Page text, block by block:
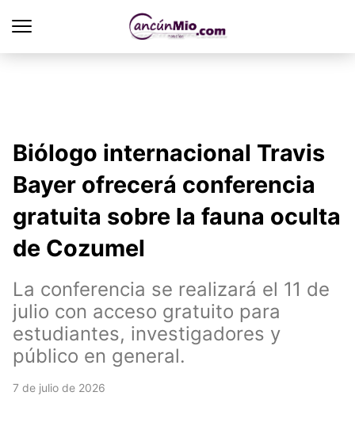
Biólogo internacional Travis
Bayer ofrecerá conferencia
gratuita sobre la fauna oculta
de Cozumel
La conferencia se realizará el 11 de
julio con acceso gratuito para
estudiantes, investigadores y
público en general.
7 de julio de 2026